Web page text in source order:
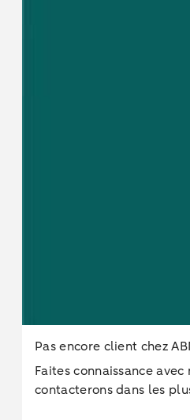
Pas encore client chez
Faites connaissance
contacterons dans les